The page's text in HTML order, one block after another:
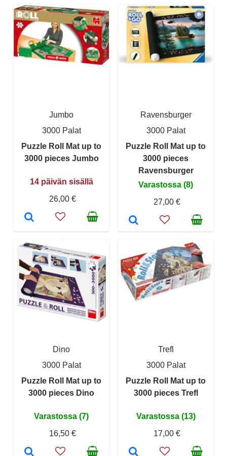
Jumbo
3000 Palat
Puzzle Roll Mat up to
3000 pieces Jumbo
14 päivän sisällä
26,00 €
Ravensburger
3000 Palat
Puzzle Roll Mat up to
3000 pieces
Ravensburger
Varastossa (8)
27,00 €
Dino
3000 Palat
Puzzle Roll Mat up to
3000 pieces Dino
Varastossa (7)
16,50 €
Trefl
3000 Palat
Puzzle Roll Mat up to
3000 pieces Trefl
Varastossa (13)
17,00 €